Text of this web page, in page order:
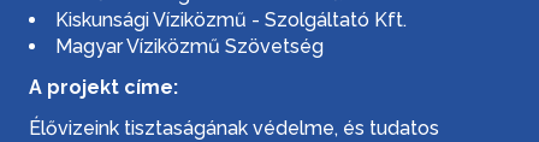
Kiskunsági Víziközmű - Szolgáltató Kft.
Magyar Víziközmű Szövetség
A projekt címe:
Élővizeink tisztaságának védelme, és tudatos